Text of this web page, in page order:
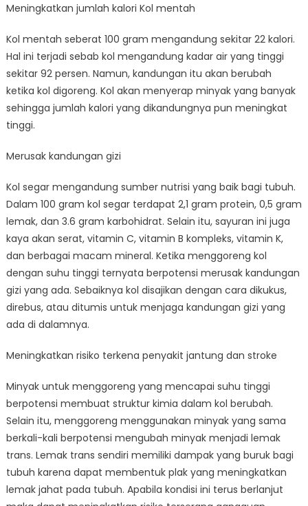
Meningkatkan jumlah kalori Kol mentah
Kol mentah seberat 100 gram mengandung sekitar 22 kalori.
Hal ini terjadi sebab kol mengandung kadar air yang tinggi
sekitar 92 persen. Namun, kandungan itu akan berubah
ketika kol digoreng. Kol akan menyerap minyak yang banyak
sehingga jumlah kalori yang dikandungnya pun meningkat
tinggi.
Merusak kandungan gizi
Kol segar mengandung sumber nutrisi yang baik bagi tubuh.
Dalam 100 gram kol segar terdapat 2,1 gram protein, 0,5 gram
lemak, dan 3.6 gram karbohidrat. Selain itu, sayuran ini juga
kaya akan serat, vitamin C, vitamin B kompleks, vitamin K,
dan berbagai macam mineral. Ketika menggoreng kol
dengan suhu tinggi ternyata berpotensi merusak kandungan
gizi yang ada. Sebaiknya kol disajikan dengan cara dikukus,
direbus, atau ditumis untuk menjaga kandungan gizi yang
ada di dalamnya.
Meningkatkan risiko terkena penyakit jantung dan stroke
Minyak untuk menggoreng yang mencapai suhu tinggi
berpotensi membuat struktur kimia dalam kol berubah.
Selain itu, menggoreng menggunakan minyak yang sama
berkali-kali berpotensi mengubah minyak menjadi lemak
trans. Lemak trans sendiri memiliki dampak yang buruk bagi
tubuh karena dapat membentuk plak yang meningkatkan
lemak jahat pada tubuh. Apabila kondisi ini terus berlanjut